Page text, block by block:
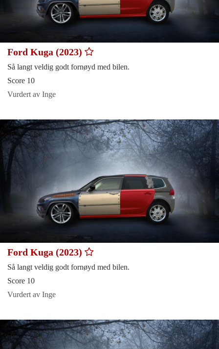
Ford Kuga (2023)
Så langt veldig godt fornøyd med bilen.
Score 10
Vurdert av Inge
Ford Kuga (2023)
Så langt veldig godt fornøyd med bilen.
Score 10
Vurdert av Inge